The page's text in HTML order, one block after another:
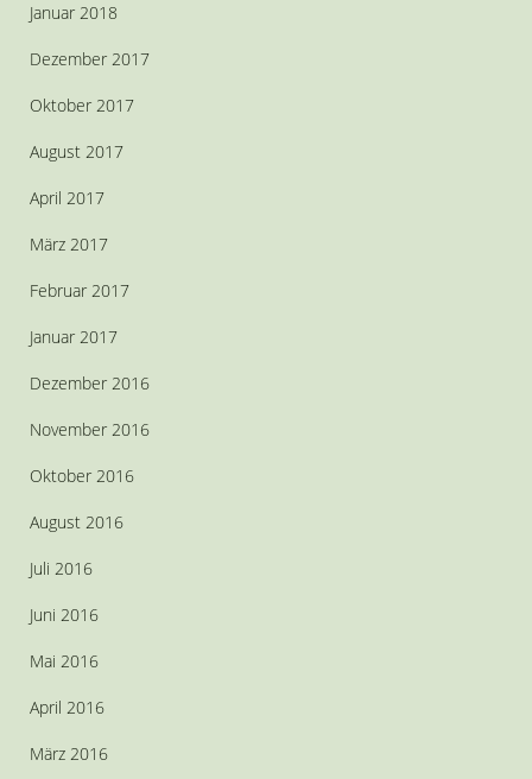
Januar 2018
Dezember 2017
Oktober 2017
August 2017
April 2017
März 2017
Februar 2017
Januar 2017
Dezember 2016
November 2016
Oktober 2016
August 2016
Juli 2016
Juni 2016
Mai 2016
April 2016
März 2016